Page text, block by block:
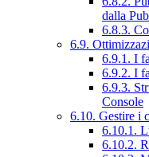
dalla
6.8.3.
6.9.
6.9.1. I
6.9.2. I
6.9.3.
Console
6.10. Gestire i
6.10.1.
6.10.2.